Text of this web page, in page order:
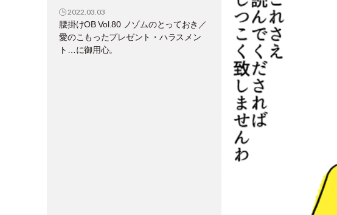
2022.03.03
腰掛けOB Vol.80 ノゾムのとっておき／
愛のこもったプレゼント・ハラスメン
ト…に御用心。